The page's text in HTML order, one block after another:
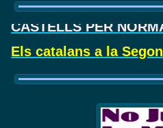
CASTELLS PER
Els catalans a la